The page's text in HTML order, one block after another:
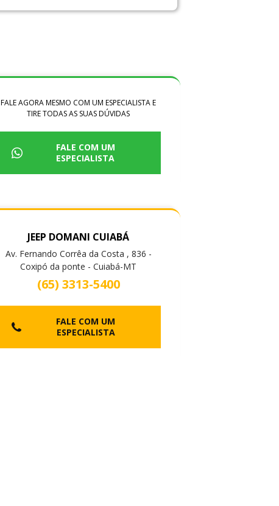
FALE AGORA MESMO COM UM ESPECIALISTA E
TIRE TODAS AS SUAS DÚVIDAS
FALE COM UM
ESPECIALISTA
JEEP DOMANI CUIABÁ
Av. Fernando Corrêa da Costa , 836 -
Coxipó da ponte - Cuiabá-MT
(65) 3313-5400
FALE COM UM
ESPECIALISTA